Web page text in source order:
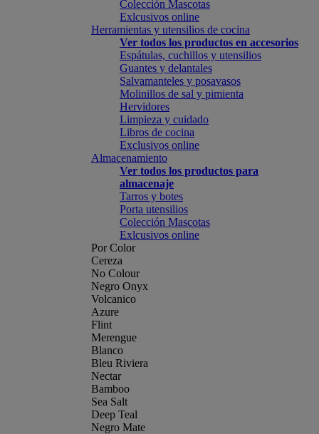
Colección Mascotas
Exlcusivos online
Herramientas y utensilios de cocina
Ver todos los productos en accesorios
Espátulas, cuchillos y utensilios
Guantes y delantales
Salvamanteles y posavasos
Molinillos de sal y pimienta
Hervidores
Limpieza y cuidado
Libros de cocina
Exclusivos online
Almacenamiento
Ver todos los productos para
almacenaje
Tarros y botes
Porta utensilios
Colección Mascotas
Exlcusivos online
Por Color
Cereza
No Colour
Negro Onyx
Volcanico
Azure
Flint
Merengue
Blanco
Bleu Riviera
Nectar
Bamboo
Sea Salt
Deep Teal
Negro Mate